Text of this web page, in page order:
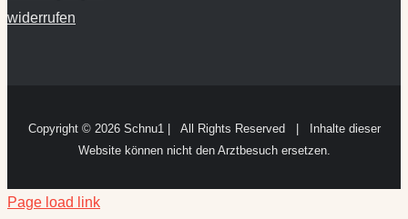
widerrufen
Copyright © 2026 Schnu1 | All Rights Reserved | Inhalte dieser
Website können nicht den Arztbesuch ersetzen.
Page load link